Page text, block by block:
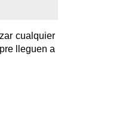
cualquier
lleguen a